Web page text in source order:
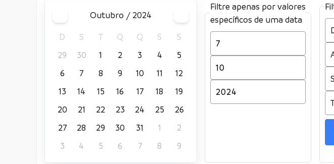
outubro / 2024
D
S T Q Q S
S
29
30 1 2 3 4
5
6
7 8 9 10 11
12
13
14 15 16 17 18
19
20
21 22 23 24 25
26
27
28 29 30 31 1
2
3
4 5 6 7 8 9
Filtre apenas por valores
específicos de uma data